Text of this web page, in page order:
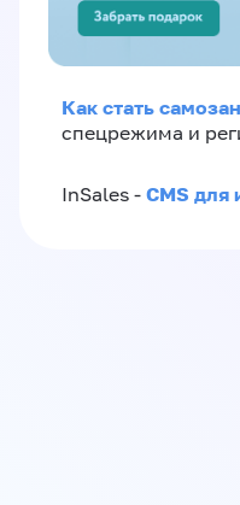
Как стать
спецрежима и
InSales - CMS для